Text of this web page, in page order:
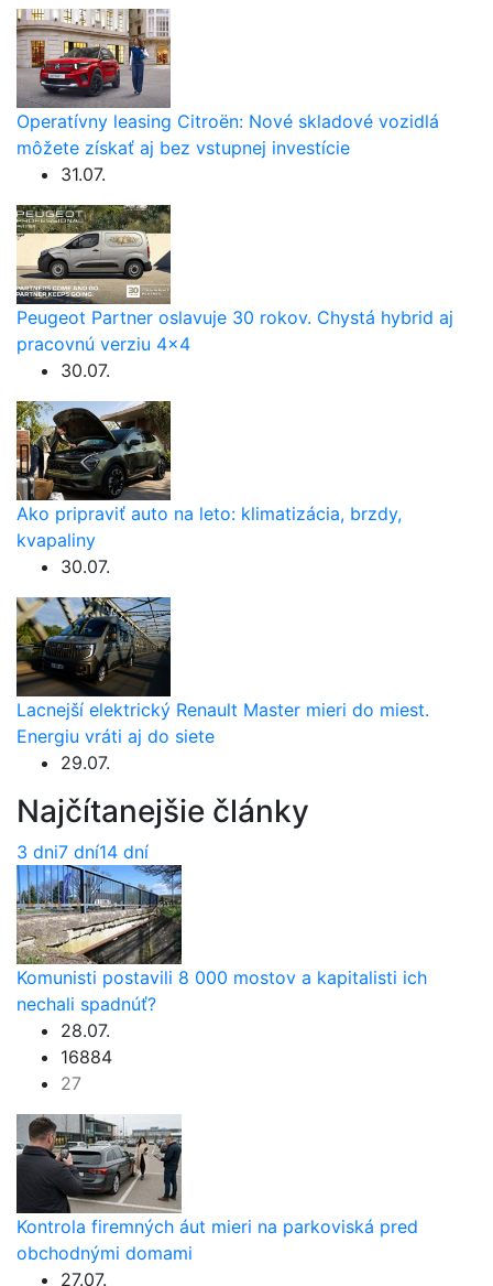
Operatívny leasing Citroën: Nové skladové vozidlá
môžete získať aj bez vstupnej investície
31.07.
Peugeot Partner oslavuje 30 rokov. Chystá hybrid aj
pracovnú verziu 4×4
30.07.
Ako pripraviť auto na leto: klimatizácia, brzdy,
kvapaliny
30.07.
Lacnejší elektrický Renault Master mieri do miest.
Energiu vráti aj do siete
29.07.
Najčítanejšie články
3 dni7 dní14 dní
Komunisti postavili 8 000 mostov a kapitalisti ich
nechali spadnúť?
28.07.
16884
27
Kontrola firemných áut mieri na parkoviská pred
obchodnými domami
27.07.